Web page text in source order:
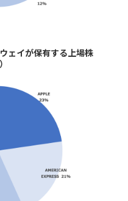
ェイが保有する上場株